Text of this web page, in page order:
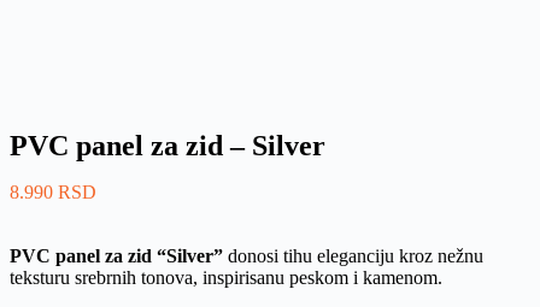
PVC panel za zid – Silver
8.990 RSD
PVC panel za zid “Silver” donosi tihu eleganciju kroz nežnu
teksturu srebrnih tonova, inspirisanu peskom i kamenom.